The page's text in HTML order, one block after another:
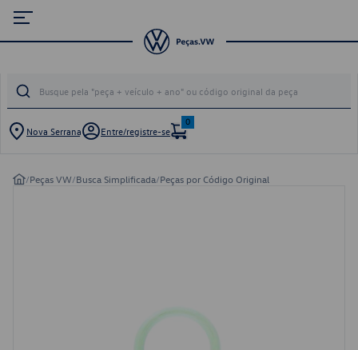
Nova Serrana Entre/registre-se
0
/Peças VW/Busca Simplificada/Peças por Código Original